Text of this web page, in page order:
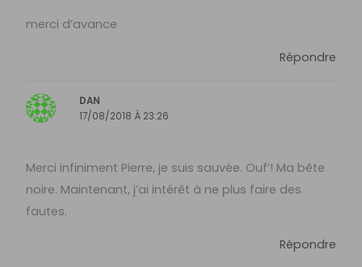
merci d’avance
Répondre
DAN
17/08/2018 À 23:26
Merci infiniment Pierre, je suis sauvée. Ouf’! Ma bête
noire. Maintenant, j’ai intérêt à ne plus faire des
fautes.
Répondre